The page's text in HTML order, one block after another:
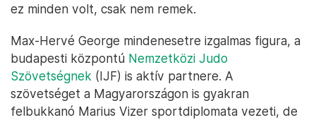
ez minden volt, csak nem remek.
Max-Hervé George mindenesetre izgalmas figura, a
budapesti központú Nemzetközi Judo
Szövetségnek (IJF) is aktív partnere. A
szövetséget a Magyarországon is gyakran
felbukkanó Marius Vizer sportdiplomata vezeti, de